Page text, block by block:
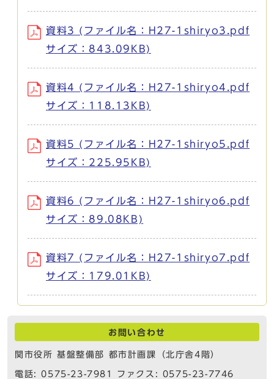
資料3 (ファイル名：H27-1shiryo3.pdf
サイズ：843.09KB)
資料4 (ファイル名：H27-1shiryo4.pdf
サイズ：118.13KB)
資料5 (ファイル名：H27-1shiryo5.pdf
サイズ：225.95KB)
資料6 (ファイル名：H27-1shiryo6.pdf
サイズ：89.08KB)
資料7 (ファイル名：H27-1shiryo7.pdf
サイズ：179.01KB)
お問い合わせ
関市役所 基盤整備部 都市計画課（北庁舎4階）
電話: 0575-23-7981 ファクス: 0575-23-7746